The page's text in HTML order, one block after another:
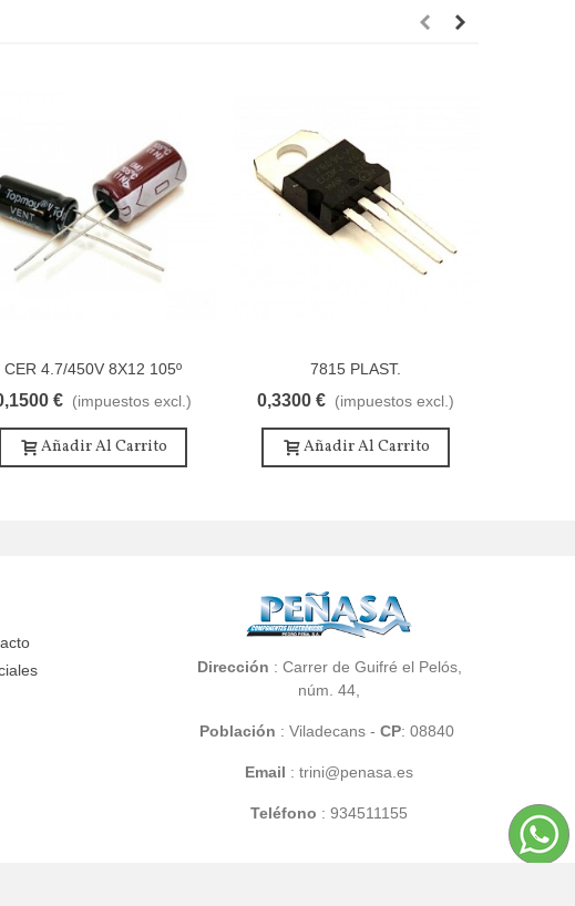
CER 4.7/450V 8X12 105º
€ (impuestos excl.)
Añadir Al Carrito
7815 PLAST.
0,3300 € (impuestos excl.)
Añadir Al Carrito
Dirección : Carrer de Guifré el Pelós,
núm. 44,
Población : Viladecans - CP: 08840
Email : trini@penasa.es
Teléfono : 934511155